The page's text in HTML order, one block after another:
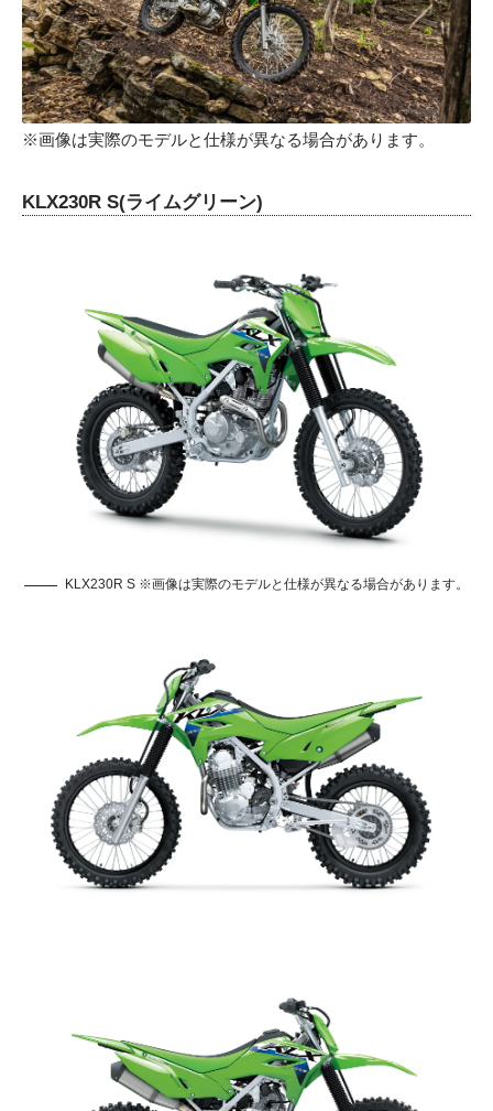
※画像は実際のモデルと仕様が異なる場合があります。
KLX230R S(ライムグリーン)
KLX230R S ※画像は実際のモデルと仕様が異なる場合があります。